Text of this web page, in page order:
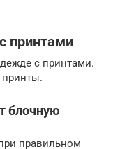
принтами
с принтами.
блочную
правильном